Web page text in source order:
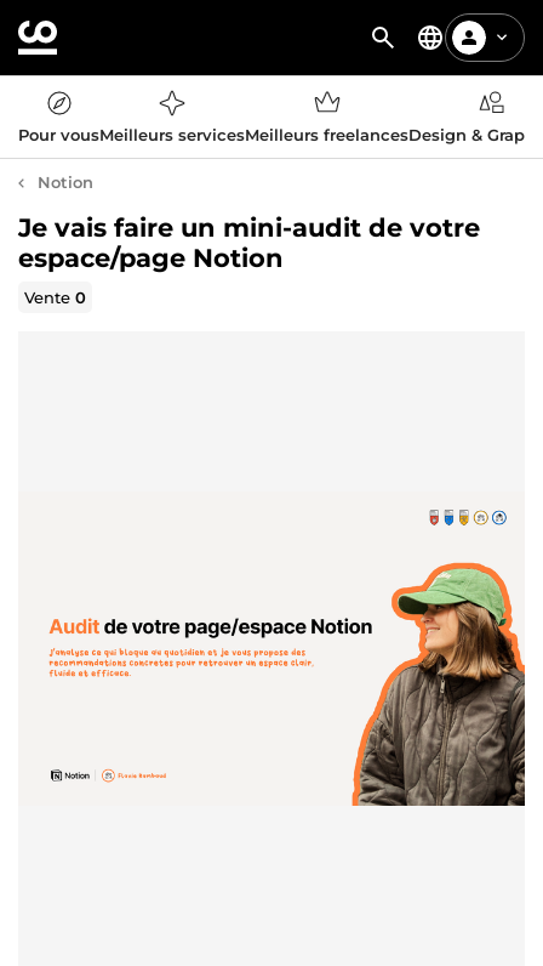
Pour vousMeilleurs servicesMeilleurs freelancesDesign &
Notion
Je vais faire un mini-audit de votre
espace/page Notion
Vente0